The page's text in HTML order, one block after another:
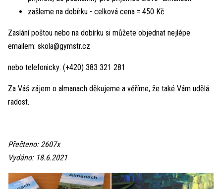
zašleme na dobírku - celková cena = 450 Kč
Zaslání poštou nebo na dobírku si můžete objednat nejlépe
emailem: skola@gymstr.cz
nebo telefonicky: (+420) 383 321 281
Za Váš zájem o almanach děkujeme a věříme, že také Vám udělá
radost.
Přečteno: 2607x
Vydáno: 18.6.2021